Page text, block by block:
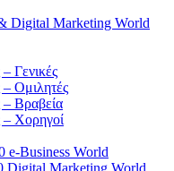
Digital Marketing World
Γενικές
Ομιλητές
Βραβεία
– Χορηγοί
e-Business World
Digital Marketing World